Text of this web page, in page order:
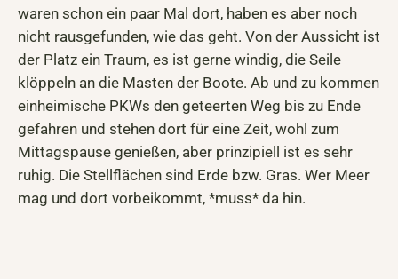
waren schon ein paar Mal dort, haben es aber noch
nicht rausgefunden, wie das geht. Von der Aussicht ist
der Platz ein Traum, es ist gerne windig, die Seile
klöppeln an die Masten der Boote. Ab und zu kommen
einheimische PKWs den geteerten Weg bis zu Ende
gefahren und stehen dort für eine Zeit, wohl zum
Mittagspause genießen, aber prinzipiell ist es sehr
ruhig. Die Stellflächen sind Erde bzw. Gras. Wer Meer
mag und dort vorbeikommt, *muss* da hin.